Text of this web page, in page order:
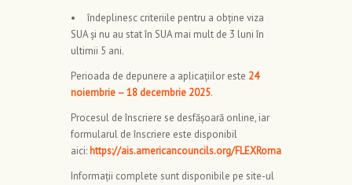
• îndeplinesc criteriile pentru a obține viza
SUA și nu au stat în SUA mai mult de 3 luni în
ultimii 5 ani.
Perioada de depunere a aplicațiilor este 24
noiembrie – 18 decembrie 2025.
Procesul de înscriere se desfășoară online, iar
formularul de înscriere este disponibil
aici: https://ais.americancouncils.org/FLEXRomania
Informații complete sunt disponibile pe site-ul